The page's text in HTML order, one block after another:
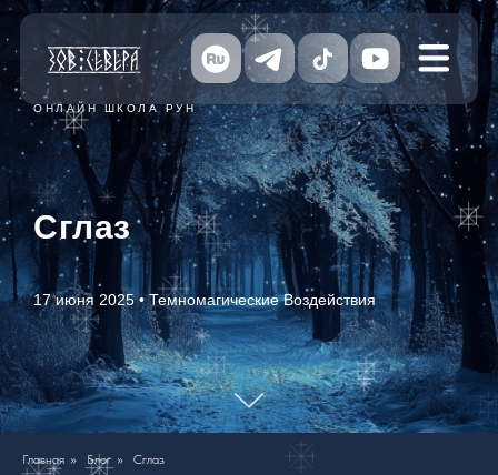
ОНЛАЙН ШКОЛА РУН
Сглаз
17 июня 2025 • Темномагические Воздействия
Главная » Блог » Сглаз